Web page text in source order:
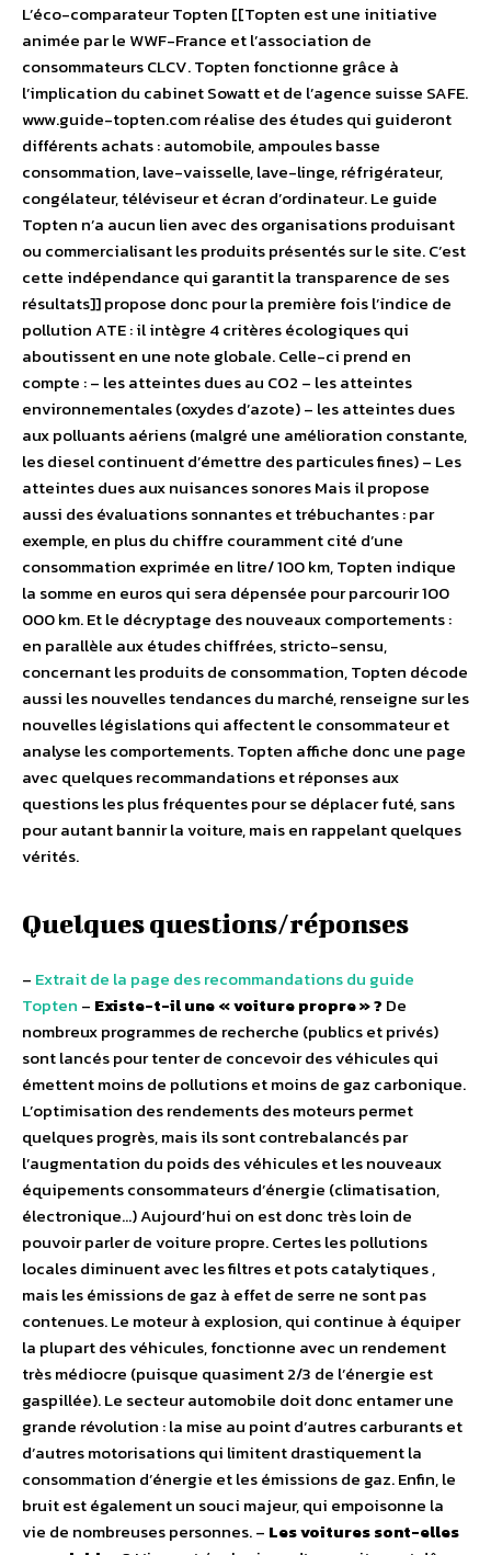
L’éco-comparateur Topten [[Topten est une initiative
animée par le WWF-France et l’association de
consommateurs CLCV. Topten fonctionne grâce à
l’implication du cabinet Sowatt et de l’agence suisse SAFE.
www.guide-topten.com réalise des études qui guideront
différents achats : automobile, ampoules basse
consommation, lave-vaisselle, lave-linge, réfrigérateur,
congélateur, téléviseur et écran d’ordinateur. Le guide
Topten n’a aucun lien avec des organisations produisant
ou commercialisant les produits présentés sur le site. C’est
cette indépendance qui garantit la transparence de ses
résultats]] propose donc pour la première fois l’indice de
pollution ATE : il intègre 4 critères écologiques qui
aboutissent en une note globale. Celle-ci prend en
compte : – les atteintes dues au CO2 – les atteintes
environnementales (oxydes d’azote) – les atteintes dues
aux polluants aériens (malgré une amélioration constante,
les diesel continuent d’émettre des particules fines) – Les
atteintes dues aux nuisances sonores Mais il propose
aussi des évaluations sonnantes et trébuchantes : par
exemple, en plus du chiffre couramment cité d’une
consommation exprimée en litre/ 100 km, Topten indique
la somme en euros qui sera dépensée pour parcourir 100
000 km. Et le décryptage des nouveaux comportements :
en parallèle aux études chiffrées, stricto-sensu,
concernant les produits de consommation, Topten décode
aussi les nouvelles tendances du marché, renseigne sur les
nouvelles législations qui affectent le consommateur et
analyse les comportements. Topten affiche donc une page
avec quelques recommandations et réponses aux
questions les plus fréquentes pour se déplacer futé, sans
pour autant bannir la voiture, mais en rappelant quelques
vérités.
Quelques questions/réponses
– Extrait de la page des recommandations du guide
Topten – Existe-t-il une « voiture propre » ? De
nombreux programmes de recherche (publics et privés)
sont lancés pour tenter de concevoir des véhicules qui
émettent moins de pollutions et moins de gaz carbonique.
L’optimisation des rendements des moteurs permet
quelques progrès, mais ils sont contrebalancés par
l’augmentation du poids des véhicules et les nouveaux
équipements consommateurs d’énergie (climatisation,
électronique…) Aujourd’hui on est donc très loin de
pouvoir parler de voiture propre. Certes les pollutions
locales diminuent avec les filtres et pots catalytiques ,
mais les émissions de gaz à effet de serre ne sont pas
contenues. Le moteur à explosion, qui continue à équiper
la plupart des véhicules, fonctionne avec un rendement
très médiocre (puisque quasiment 2/3 de l’énergie est
gaspillée). Le secteur automobile doit donc entamer une
grande révolution : la mise au point d’autres carburants et
d’autres motorisations qui limitent drastiquement la
consommation d’énergie et les émissions de gaz. Enfin, le
bruit est également un souci majeur, qui empoisonne la
vie de nombreuses personnes. – Les voitures sont-elles